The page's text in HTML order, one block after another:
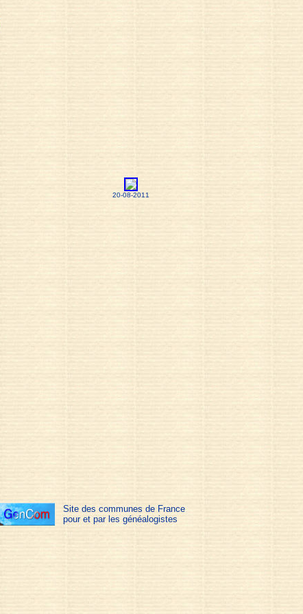
20-08-2011
Site des communes de France
pour et par les généalogistes